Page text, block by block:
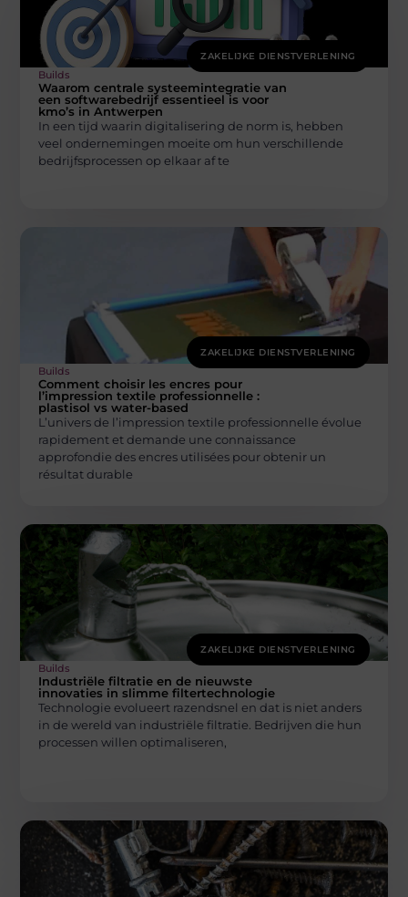
ZAKELIJKE DIENSTVERLENING
Builds
Waarom centrale systeemintegratie van
een softwarebedrijf essentieel is voor
kmo’s in Antwerpen
In een tijd waarin digitalisering de norm is, hebben
veel ondernemingen moeite om hun verschillende
bedrijfsprocessen op elkaar af te
ZAKELIJKE DIENSTVERLENING
Builds
Comment choisir les encres pour
l’impression textile professionnelle :
plastisol vs water-based
L’univers de l’impression textile professionnelle évolue
rapidement et demande une connaissance
approfondie des encres utilisées pour obtenir un
résultat durable
ZAKELIJKE DIENSTVERLENING
Builds
Industriële filtratie en de nieuwste
innovaties in slimme filtertechnologie
Technologie evolueert razendsnel en dat is niet anders
in de wereld van industriële filtratie. Bedrijven die hun
processen willen optimaliseren,